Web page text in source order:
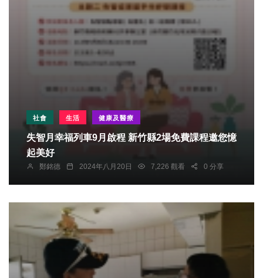
社會 生活 健康及醫療
失智月幸福列車9月啟程 新竹縣2場免費課程邀您憶
起美好
鄭銘德 2024年八月20日 7,226 觀看 0 分享